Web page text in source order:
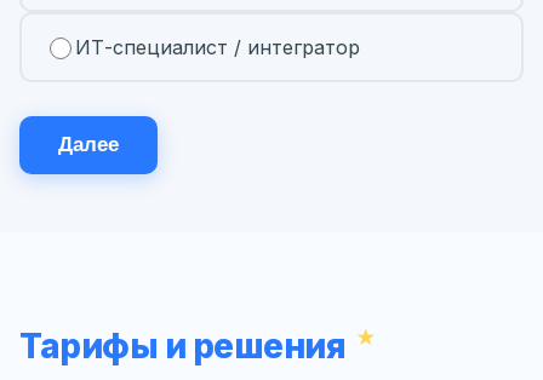
ИТ-специалист / интегратор
Далее
Тарифы и решения